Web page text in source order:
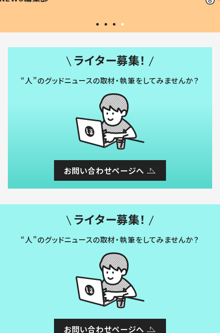
ライター募集！
“人”のグッドニュースの取材・執筆をしてみませんか？
お問い合わせページへ
ライター募集！
“人”のグッドニュースの取材・執筆をしてみませんか？
お問い合わせページへ